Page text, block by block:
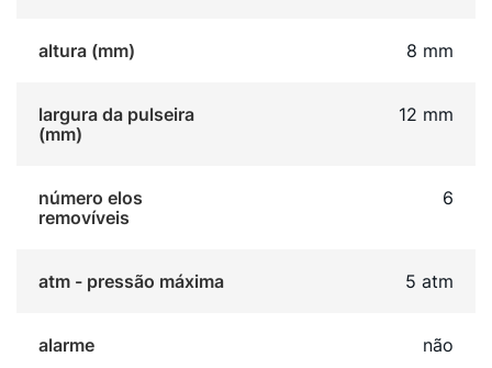
altura (mm) 8 mm
largura da pulseira
(mm)
12 mm
número elos
removíveis
6
atm - pressão máxima 5 atm
alarme não